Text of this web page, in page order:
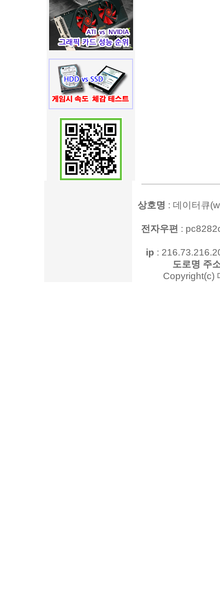
상호명 : 데이터큐
전자우편 :
ip :
도로명 주
Copyright(c)